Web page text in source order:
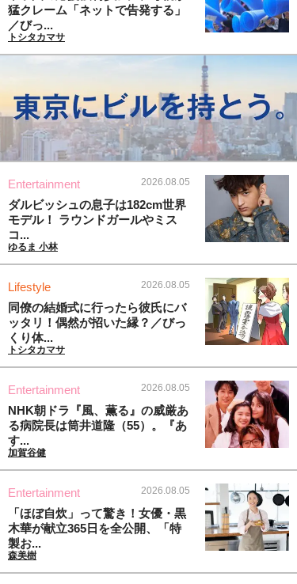
猛クレーム「ネットで告発する」
／びっ...
トシタカマサ
Entertainment 2026.08.05
ダルビッシュの息子は182cm世界
モデル！ ラウンドガールやミス
コ...
ゆるま 小林
Lifestyle 2026.08.05
同僚の結婚式に行ったら彼氏にバ
ッタリ！偶然が招いた縁？／びっ
くり体...
トシタカマサ
Entertainment 2026.08.05
NHK朝ドラ『風、薫る』の威厳あ
る病院長は筒井道隆（55）。『あ
す...
加賀谷健
Entertainment 2026.08.05
「ほぼ自炊」って驚き！女優・黒
木華が献立365日を全公開、「特
製お...
森美樹